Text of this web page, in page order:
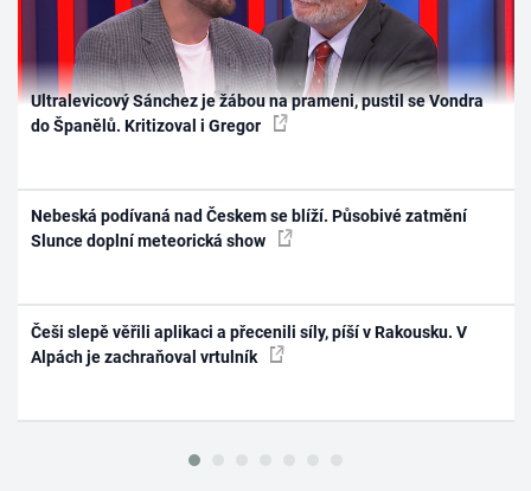
Ultralevicový Sánchez je žábou na prameni, pustil se Vondra
do Španělů. Kritizoval i Gregor
Nebeská podívaná nad Českem se blíží. Působivé zatmění
Slunce doplní meteorická show
Češi slepě věřili aplikaci a přecenili síly, píší v Rakousku. V
Alpách je zachraňoval vrtulník